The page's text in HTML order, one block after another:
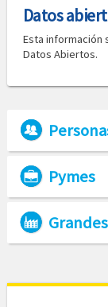
Datos
Esta información
Datos Abiertos.
Pymes